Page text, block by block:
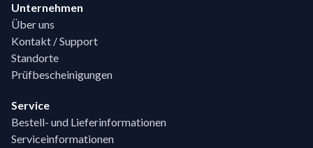
Unternehmen
Über uns
Kontakt / Support
Standorte
Prüfbescheinigungen
Service
Bestell- und Lieferinformationen
Serviceinformationen